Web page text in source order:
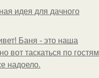
идея для дачного
Баня - это наша
вот таскаться по гостям
надоело.